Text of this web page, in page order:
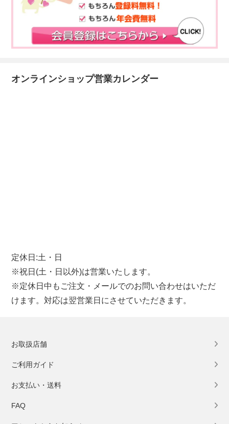
オンラインショップ営業カレンダー
定休日:土・日
※祝日(土・日以外)は営業いたします。
※定休日中もご注文・メールでのお問い合わせはいただ
けます。対応は翌営業日にさせていただきます。
お取扱店舗
ご利用ガイド
お支払い・送料
FAQ